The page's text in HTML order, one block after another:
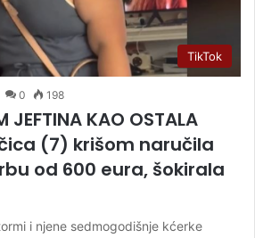
TikTok
0 198
JEFTINA KAO OSTALA
(7) krišom naručila
od 600 eura, šokirala
i njene sedmogodišnje kćerke